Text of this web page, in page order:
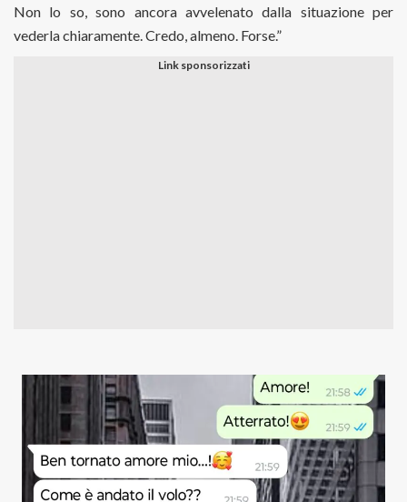
Non lo so, sono ancora avvelenato dalla situazione per
vederla chiaramente. Credo, almeno. Forse.”